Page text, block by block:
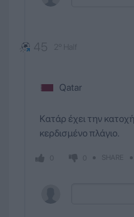
45 2º Half
Qatar
Κατάρ έχει την
κερδισμένο πλάγιο.
SHARE